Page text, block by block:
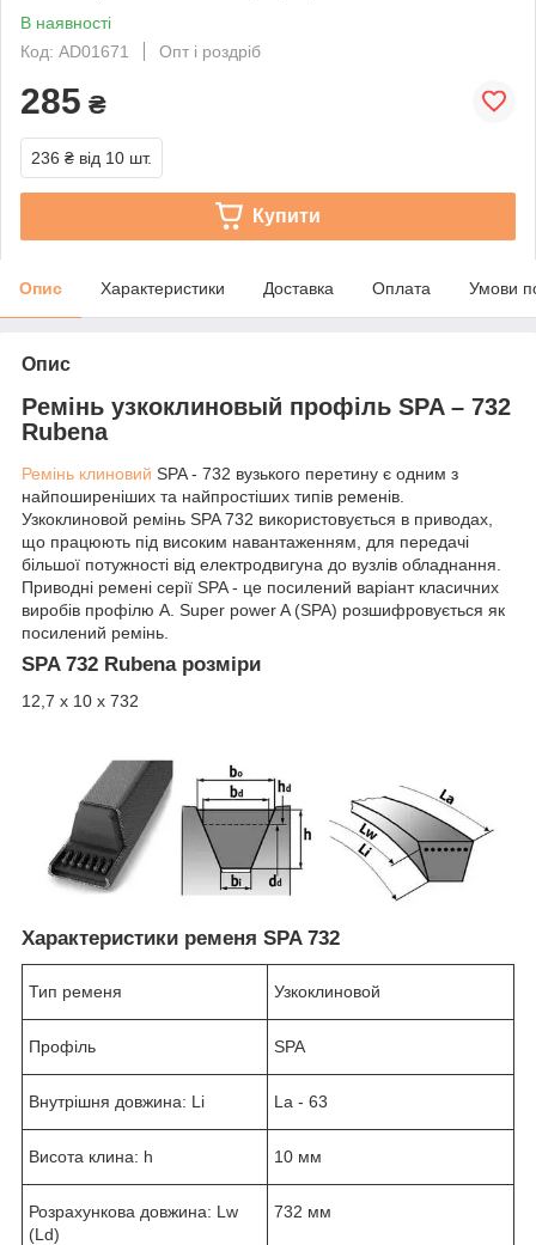
В наявності
Код: AD01671
Опт і роздріб
285 ₴
236 ₴ від 10 шт.
Купити
Опис Характеристики Доставка Оплата Умови
Опис
Ремінь узкоклиновый профіль SPA – 732
Rubena
Ремінь клиновий SPA - 732 вузького перетину є одним з
найпоширеніших та найпростіших типів ременів.
Узкоклиновой ремінь SPA 732 використовується в приводах,
що працюють під високим навантаженням, для передачі
більшої потужності від електродвигуна до вузлів обладнання.
Приводні ремені серії SPA - це посилений варіант класичних
виробів профілю A. Super power A (SPA) розшифровується як
посилений ремінь.
SPA 732 Rubena розміри
12,7 х 10 х 732
Характеристики ременя SPA 732
Тип ременя Узкоклиновой
Профіль SPA
Внутрішня довжина: Li La - 63
Висота клина: h 10 мм
Розрахункова довжина: Lw
(Ld)
732 мм